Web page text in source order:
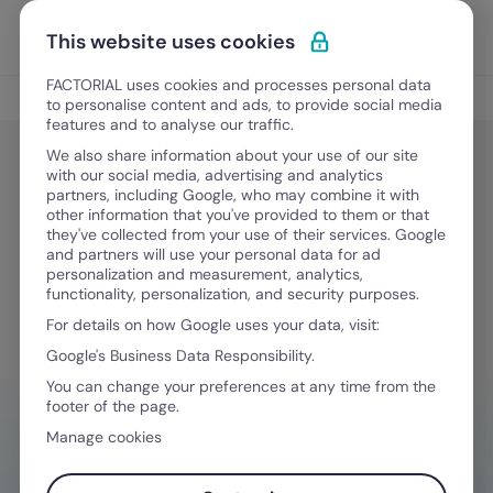
Vai al contenuto
Scopri Factorial
Gestione Finanziaria
Finanza facile
Guida per calcolare quanto costa
un dipendente al mese
28 Aprile, 2026·4 minuti di lettura
HAI BISOGNO D'AIUTO NELLA GESTIONE
FINANZIARIA?
This website uses cookies
FACTORIAL uses cookies and processes personal data
to personalise content and ads, to provide social media
features and to analyse our traffic.
We also share information about your use of our site
with our social media, advertising and analytics
partners, including Google, who may combine it with
other information that you've provided to them or that
they've collected from your use of their services. Google
and partners will use your personal data for ad
personalization and measurement, analytics,
functionality, personalization, and security purposes.
For details on how Google uses your data, visit:
Google's Business Data Responsibility.
You can change your preferences at any time from the
footer of the page.
Manage cookies